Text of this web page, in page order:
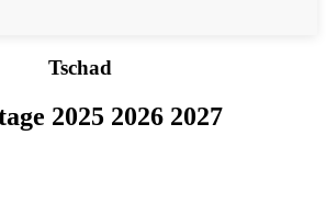
Tschad
2025 2026 2027